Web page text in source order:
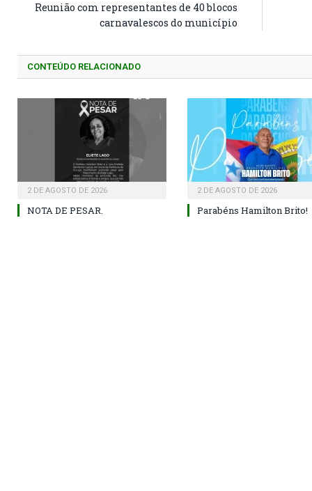
Reunião com representantes de 40 blocos
carnavalescos do município
CONTEÚDO RELACIONADO
2 DE AGOSTO DE 2026
NOTA DE PESAR.
2 DE AGOSTO DE 2026
Parabéns Hamilton Brito!